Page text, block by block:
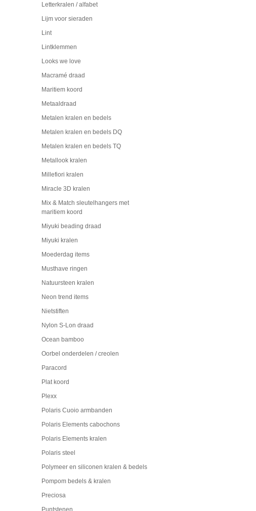
Letterkralen / alfabet
Lijm voor sieraden
Lint
Lintklemmen
Looks we love
Macramé draad
Maritiem koord
Metaaldraad
Metalen kralen en bedels
Metalen kralen en bedels DQ
Metalen kralen en bedels TQ
Metallook kralen
Millefiori kralen
Miracle 3D kralen
Mix & Match sleutelhangers met
maritiem koord
Miyuki beading draad
Miyuki kralen
Moederdag items
Musthave ringen
Natuursteen kralen
Neon trend items
Nietstiften
Nylon S-Lon draad
Ocean bamboo
Oorbel onderdelen / creolen
Paracord
Plat koord
Plexx
Polaris Cuoio armbanden
Polaris Elements cabochons
Polaris Elements kralen
Polaris steel
Polymeer en siliconen kralen & bedels
Pompom bedels & kralen
Preciosa
Puntstenen